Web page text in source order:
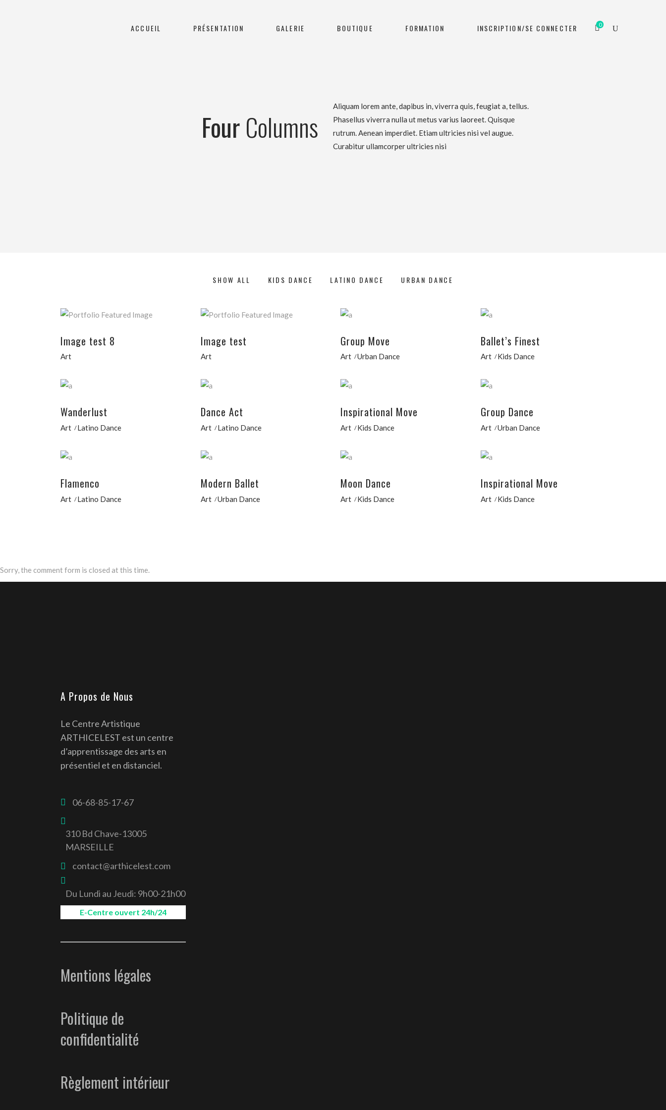
ACCUEIL PRÉSENTATION GALERIE BOUTIQUE FORMATION INSCRIPTION/SE CONNECTER 0
FourColumns
Aliquam lorem ante, dapibus in, viverra quis, feugiat a, tellus.
Phasellus viverra nulla ut metus varius laoreet. Quisque
rutrum. Aenean imperdiet. Etiam ultricies nisi vel augue.
Curabitur ullamcorper ultricies nisi
SHOW ALL KIDS DANCE LATINO DANCE URBAN DANCE
Image test 8
Art
Image test
Art
Group Move
Art Urban Dance
Ballet’s Finest
Art Kids Dance
Wanderlust
Art Latino Dance
Dance Act
Art Latino Dance
Inspirational Move
Art Kids Dance
Group Dance
Art Urban Dance
Flamenco
Art Latino Dance
Modern Ballet
Art Urban Dance
Moon Dance
Art Kids Dance
Inspirational Move
Art Kids Dance
Sorry, the comment form is closed at this time.
A Propos de Nous
Le Centre Artistique
ARTHICELEST est un centre
d’apprentissage des arts en
présentiel et en distanciel.
06-68-85-17-67
310 Bd Chave-13005
MARSEILLE
contact@arthicelest.com
Du Lundi au Jeudi: 9h00-21h00
E-Centre ouvert 24h/24
Mentions légales
Politique de
confidentialité
Règlement intérieur